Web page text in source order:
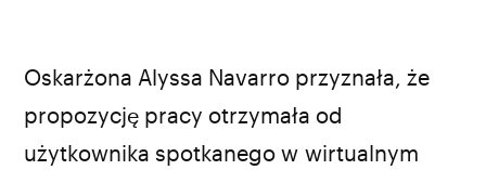
Oskarżona Alyssa Navarro przyznała, że
propozycję pracy otrzymała od
użytkownika spotkanego w wirtualnym